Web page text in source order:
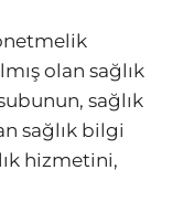
olan sağlık
sağlık
sağlık bilgi
hizmetini,